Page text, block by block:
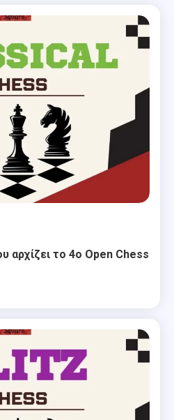
αρχίζει το 4ο Open Chess